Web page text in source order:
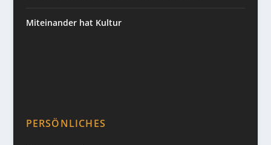
Miteinander hat Kultur
PERSÖNLICHES